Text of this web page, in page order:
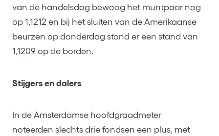
van de handelsdag bewoog het muntpaar nog
op 1,1212 en bij het sluiten van de Amerikaanse
beurzen op donderdag stond er een stand van
1,1209 op de borden.
Stijgers en dalers
In de Amsterdamse hoofdgraadmeter
noteerden slechts drie fondsen een plus, met